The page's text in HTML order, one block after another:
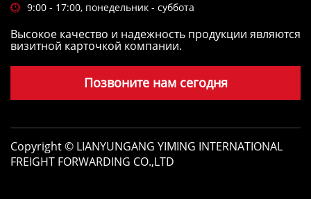
 9:00 - 17:00, понедельник - суббота
Высокое качество и надежность продукции являются
визитной карточкой компании.
Позвоните нам сегодня
Copyright © LIANYUNGANG YIMING INTERNATIONAL
FREIGHT FORWARDING CO.,LTD